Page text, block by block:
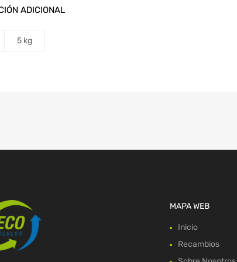
ADICIONAL
5 kg
MAPA WEB
Inicio
Recambios